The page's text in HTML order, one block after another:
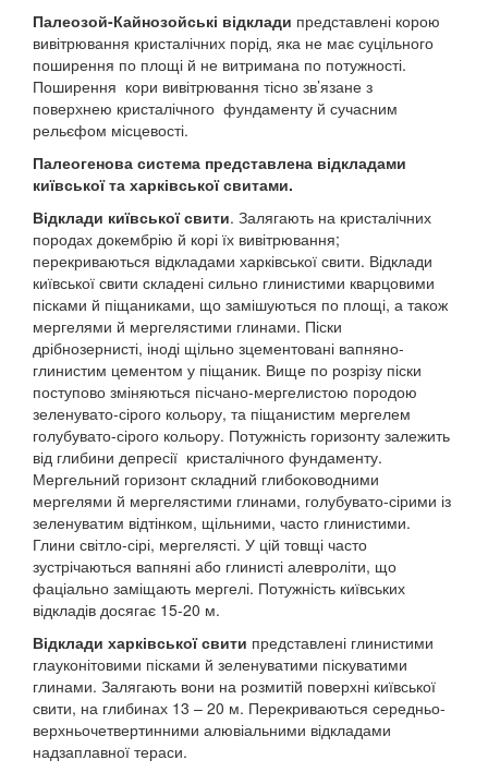
Палеозой-Кайнозойські відклади представлені корою
вивітрювання кристалічних порід, яка не має суцільного
поширення по площі й не витримана по потужності.
Поширення кори вивітрювання тісно зв’язане з
поверхнею кристалічного фундаменту й сучасним
рельєфом місцевості.
Палеогенова система представлена відкладами
київської та харківської свитами.
Відклади київської свити. Залягають на кристалічних
породах докембрію й корі їх вивітрювання;
перекриваються відкладами харківської свити. Відклади
київської свити складені сильно глинистими кварцовими
пісками й піщаниками, що замішуються по площі, а також
мергелями й мергелястими глинами. Піски
дрібнозернисті, іноді щільно зцементовані вапняно-
глинистим цементом у піщаник. Вище по розрізу піски
поступово зміняються пісчано-мергелистою породою
зеленувато-сірого кольору, та піщанистим мергелем
голубувато-сірого кольору. Потужність горизонту залежить
від глибини депресії кристалічного фундаменту.
Мергельний горизонт складний глибоководними
мергелями й мергелястими глинами, голубувато-сірими із
зеленуватим відтінком, щільними, часто глинистими.
Глини світло-сірі, мергелясті. У цій товщі часто
зустрічаються вапняні або глинисті алевроліти, що
фаціально заміщають мергелі. Потужність київських
відкладів досягає 15-20 м.
Відклади харківської свити представлені глинистими
глауконітовими пісками й зеленуватими піскуватими
глинами. Залягають вони на розмитій поверхні київської
свити, на глибинах 13 – 20 м. Перекриваються середньо-
верхньочетвертинними алювіальними відкладами
надзаплавної тераси.